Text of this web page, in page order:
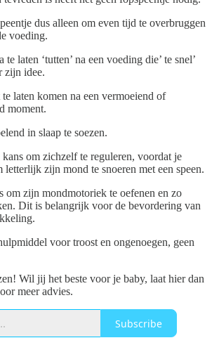
dus alleen om even tijd te overbruggen
voeding.
laten ‘tutten’ na een voeding die’ te snel’
zijn idee.
laten komen na een vermoeiend of
moment.
in slaap te soezen.
om zichzelf te reguleren, voordat je
letterlijk zijn mond te snoeren met een speen.
om zijn mondmotoriek te oefenen en zo
Dit is belangrijk voor de bevordering van
voor troost en ongenoegen, geen
Wil jij het beste voor je baby, laat hier dan
meer advies.
Subscribe